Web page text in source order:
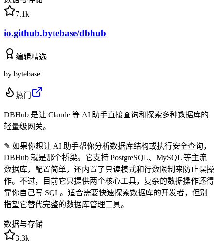
7.1k
io.github.bytebase/dbhub
编辑精选
by bytebase
热门
DBHub 是让 Claude 等 AI 助手直接查询和探索多种数据库的
轻量级网关。
✎ 如果你想让 AI 助手帮你分析数据库结构或执行安全查询，
DBHub 就是那个桥梁。它支持 PostgreSQL、MySQL 等主流
数据库，配置简单，还内置了只读模式和行数限制来防止误操
作。不过，目前它只提供两个核心工具，复杂的数据操作还得
靠你自己写 SQL。适合需要快速探索数据库的开发者，但别
指望它替代完整的数据库管理工具。
数据与存储
3.3k